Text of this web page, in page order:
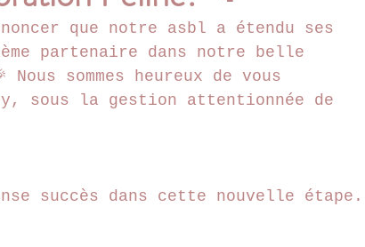
que notre asbl a étendu ses
partenaire dans notre belle
sommes heureux de vous
sous la gestion attentionnée de
succès dans cette nouvelle étape.